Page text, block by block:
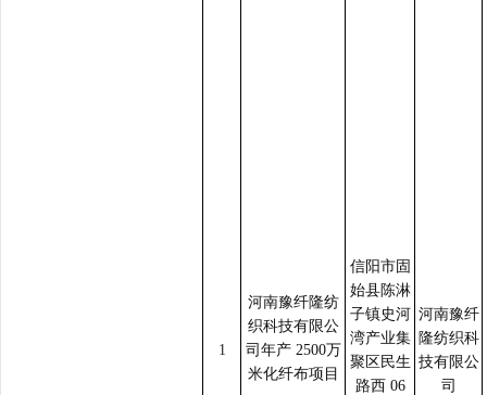
1
河南豫纤隆纺
织科技有限公
司年产 2500万
米化纤布项目
信阳市固
始县陈淋
子镇史河
湾产业集
聚区民生
路西 06
河南豫纤
隆纺织科
技有限公
司